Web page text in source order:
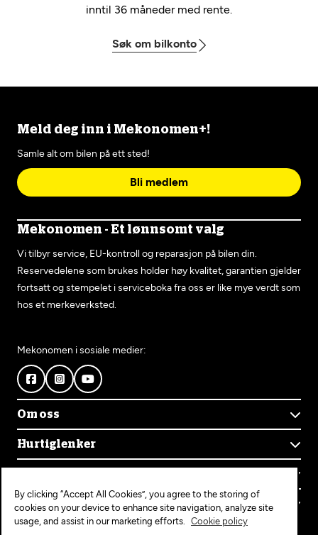
inntil 36 måneder med rente.
Søk om bilkonto
Meld deg inn i Mekonomen+!
Samle alt om bilen på ett sted!
Bli medlem
Mekonomen - Et lønnsomt valg
Vi tilbyr service, EU-kontroll og reparasjon på bilen din.
Reservedelene som brukes holder høy kvalitet, garantien gjelder
fortsatt og stempelet i serviceboka fra oss er like mye verdt som
hos et merkeverksted.
Mekonomen i sosiale medier:
Om oss
Om Mekonomen
Mekonomens historie
Jobb i Mekonomen
Bærekraft
Bli Mekonomen-verksted
Hurtiglenker
Finn verksted
Bestill time
Opprett konto
Kundeservice
Ofte stilte spørsmål
Mekonomen+
Populære tjenester
Bilservice
By clicking “Accept All Cookies”, you agree to the storing of
cookies on your device to enhance site navigation, analyze site
usage, and assist in our marketing efforts.
Cookie policy